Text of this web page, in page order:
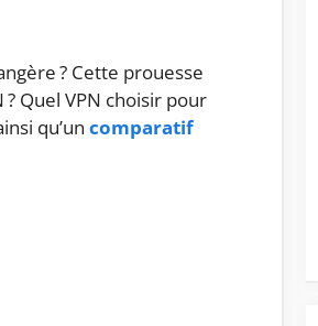
? Cette prouesse
? Quel VPN choisir pour
qu’un comparatif